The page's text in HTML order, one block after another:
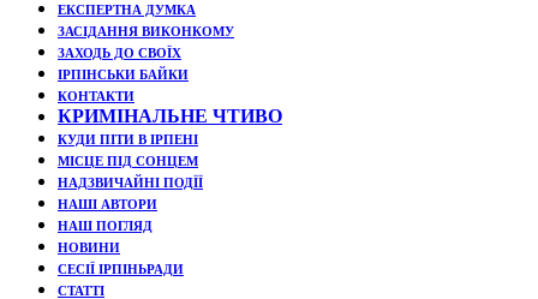
ЕКСПЕРТНА ДУМКА
ЗАСІДАННЯ ВИКОНКОМУ
ЗАХОДЬ ДО СВОЇХ
ІРПІНСЬКИ БАЙКИ
КОНТАКТИ
КРИМІНАЛЬНЕ ЧТИВО
КУДИ ПІТИ В ІРПЕНІ
МІСЦЕ ПІД СОНЦЕМ
НАДЗВИЧАЙНІ ПОДЇЇ
НАШІ АВТОРИ
НАШ ПОГЛЯД
НОВИНИ
СЕСІЇ ІРПІНЬРАДИ
СТАТТІ